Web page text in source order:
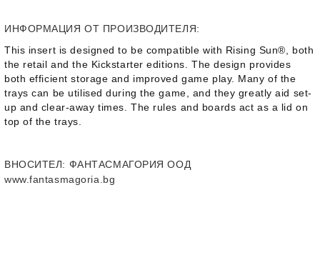
ИНФОРМАЦИЯ ОТ ПРОИЗВОДИТЕЛЯ:
This insert is designed to be compatible with Rising Sun®, both
the retail and the Kickstarter editions. The design provides
both efficient storage and improved game play. Many of the
trays can be utilised during the game, and they greatly aid set-
up and clear-away times. The rules and boards act as a lid on
top of the trays.
ВНОСИТЕЛ: ФАНТАСМАГОРИЯ ООД
www.fantasmagoria.bg